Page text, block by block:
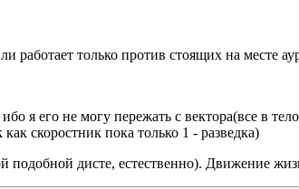
работает только против стоящих на месте
я его не могу пережать с вектора(все в
скоростник пока только 1 - разведка)
подобной дисте, естественно). Движение